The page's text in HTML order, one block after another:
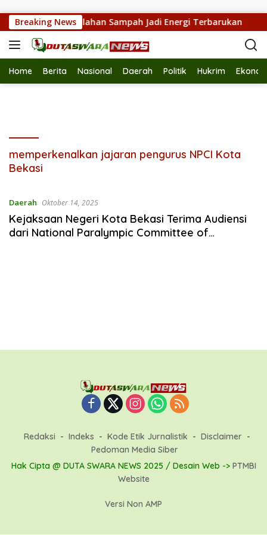
Breaking News
Dukung Pengolahan Sampah Jadi Energi Terbarukan
Home Berita Nasional Daerah Politik Hukrim
memperkenalkan jajaran pengurus NPCI Kota
Bekasi
Daerah Oktober 14, 2025
Kejaksaan Negeri Kota Bekasi Terima Audiensi
dari National Paralympic Committee of
Redaksi Indeks Kode Etik Jurnalistik
Disclaimer
Pedoman Media Siber
Hak Cipta @ DUTA SWARA NEWS 2025 / Desain Web -> PTMBI
Website
Versi Non AMP